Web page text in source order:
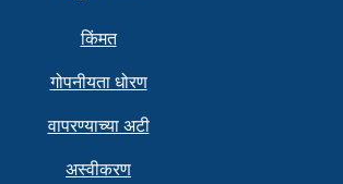
किंमत
गोपनीयता धोरण
वापरण्याच्या अटी
अस्वीकरण